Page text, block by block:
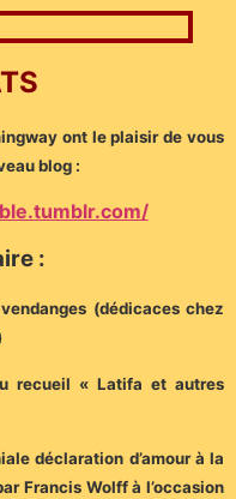
ont le plaisir de vous
blog :
:
(dédicaces chez
recueil « Latifa et autres
déclaration d’amour à la
Francis Wolff à l’occasion